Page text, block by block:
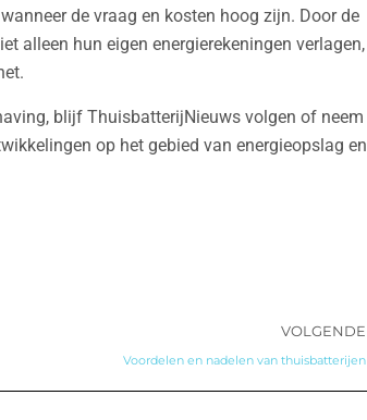
de vraag en kosten hoog zijn. Door de
alleen hun eigen energierekeningen verlagen,
blijf ThuisbatterijNieuws volgen of neem
op het gebied van energieopslag en
VOLGENDE
Voordelen en nadelen van thuisbatterijen